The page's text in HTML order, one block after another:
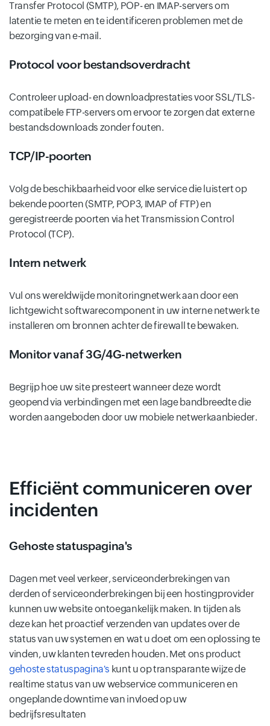
Transfer Protocol (SMTP), POP- en IMAP-servers om
latentie te meten en te identificeren problemen met de
bezorging van e-mail.
Protocol voor bestandsoverdracht
Controleer upload- en downloadprestaties voor SSL/TLS-
compatibele FTP-servers om ervoor te zorgen dat externe
bestandsdownloads zonder fouten.
TCP/IP-poorten
Volg de beschikbaarheid voor elke service die luistert op
bekende poorten (SMTP, POP3, IMAP of FTP) en
geregistreerde poorten via het Transmission Control
Protocol (TCP).
Intern netwerk
Vul ons wereldwijde monitoringnetwerk aan door een
lichtgewicht softwarecomponent in uw interne netwerk te
installeren om bronnen achter de firewall te bewaken.
Monitor vanaf 3G/4G-netwerken
Begrijp hoe uw site presteert wanneer deze wordt
geopend via verbindingen met een lage bandbreedte die
worden aangeboden door uw mobiele netwerkaanbieder.
Efficiënt communiceren over
incidenten
Gehoste statuspagina's
Dagen met veel verkeer, serviceonderbrekingen van
derden of serviceonderbrekingen bij een hostingprovider
kunnen uw website ontoegankelijk maken. In tijden als
deze kan het proactief verzenden van updates over de
status van uw systemen en wat u doet om een ​​oplossing te
vinden, uw klanten tevreden houden. Met ons product
gehoste statuspagina's kunt u op transparante wijze de
realtime status van uw webservice communiceren en
ongeplande downtime van invloed op uw
bedrijfsresultaten